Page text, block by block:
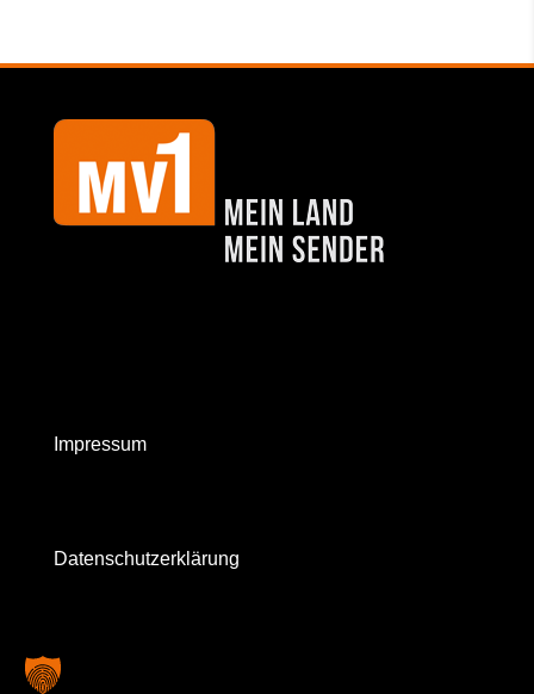
Impressum
Datenschutzerklärung